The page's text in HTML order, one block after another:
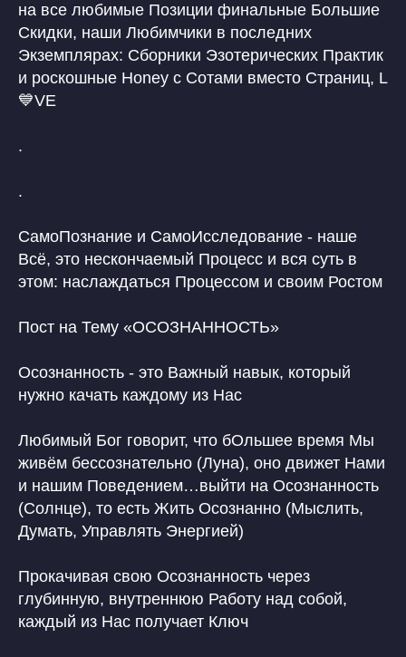
на все любимые Позиции финальные Большие
Скидки, наши Любимчики в последних
Экземплярах: Сборники Эзотерических Практик
и роскошные Honey с Сотами вместо Страниц, L
💙VE
.
.
СамоПознание и СамоИсследование - наше
Всё, это нескончаемый Процесс и вся суть в
этом: наслаждаться Процессом и своим Ростом
Пост на Тему «ОСОЗНАННОСТЬ»
Осознанность - это Важный навык, который
нужно качать каждому из Нас
Любимый Бог говорит, что бОльшее время Мы
живём бессознательно (Луна), оно движет Нами
и нашим Поведением…выйти на Осознанность
(Солнце), то есть Жить Осознанно (Мыслить,
Думать, Управлять Энергией)
Прокачивая свою Осознанность через
глубинную, внутреннюю Работу над собой,
каждый из Нас получает Ключ